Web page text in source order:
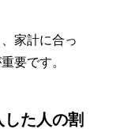
家計に合っ
要です。
た人の割